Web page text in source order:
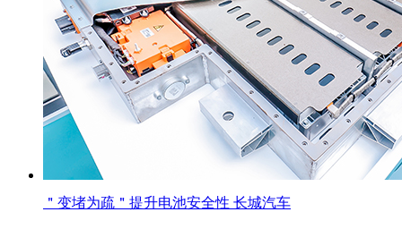
＂变堵为疏＂提升电池安全性 长城汽车